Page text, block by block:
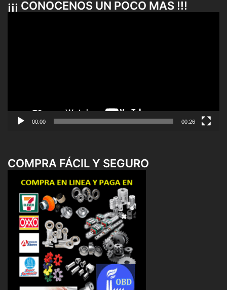
¡¡¡ CONOCENOS UN POCO MAS !!!
00:00 00:26
COMPRA FÁCIL Y SEGURO